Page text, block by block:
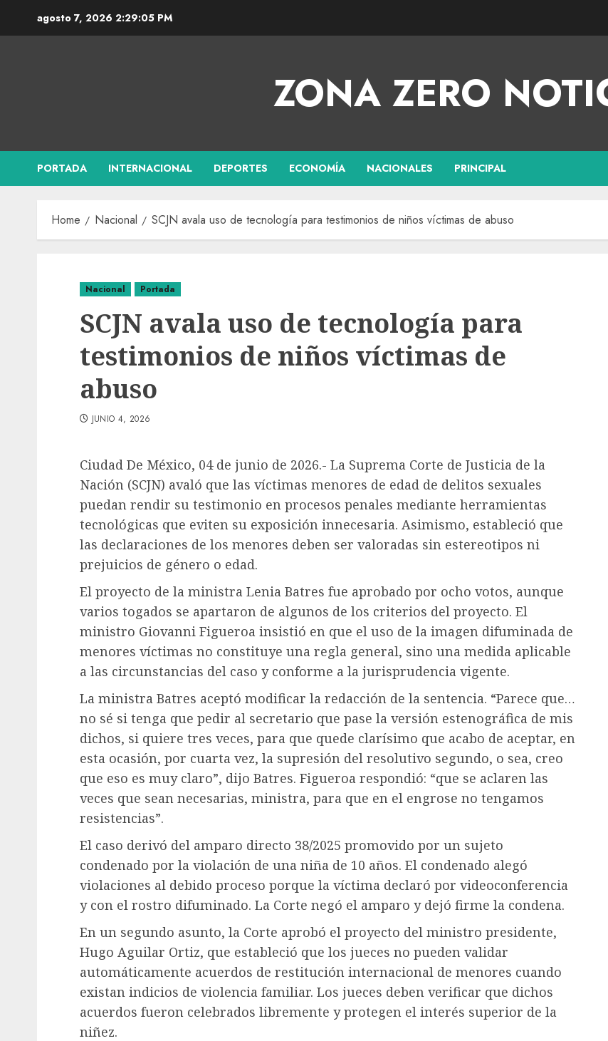
agosto 7, 2026 2:29:06 PM
ZONA ZERO
PORTADA INTERNACIONAL DEPORTES ECONOMÍA NACIONALES PRINCIPAL
Home Nacional SCJN avala uso de tecnología para testimonios de niños víctimas de abuso
Nacional Portada
SCJN avala uso de tecnología para
testimonios de niños víctimas de
abuso
JUNIO 4, 2026
Ciudad De México, 04 de junio de 2026.- La Suprema Corte de Justicia de la
Nación (SCJN) avaló que las víctimas menores de edad de delitos sexuales
puedan rendir su testimonio en procesos penales mediante herramientas
tecnológicas que eviten su exposición innecesaria. Asimismo, estableció que
las declaraciones de los menores deben ser valoradas sin estereotipos ni
prejuicios de género o edad.
El proyecto de la ministra Lenia Batres fue aprobado por ocho votos, aunque
varios togados se apartaron de algunos de los criterios del proyecto. El
ministro Giovanni Figueroa insistió en que el uso de la imagen difuminada de
menores víctimas no constituye una regla general, sino una medida aplicable
a las circunstancias del caso y conforme a la jurisprudencia vigente.
La ministra Batres aceptó modificar la redacción de la sentencia. “Parece que…
no sé si tenga que pedir al secretario que pase la versión estenográfica de mis
dichos, si quiere tres veces, para que quede clarísimo que acabo de aceptar, en
esta ocasión, por cuarta vez, la supresión del resolutivo segundo, o sea, creo
que eso es muy claro”, dijo Batres. Figueroa respondió: “que se aclaren las
veces que sean necesarias, ministra, para que en el engrose no tengamos
resistencias”.
El caso derivó del amparo directo 38/2025 promovido por un sujeto
condenado por la violación de una niña de 10 años. El condenado alegó
violaciones al debido proceso porque la víctima declaró por videoconferencia
y con el rostro difuminado. La Corte negó el amparo y dejó firme la condena.
En un segundo asunto, la Corte aprobó el proyecto del ministro presidente,
Hugo Aguilar Ortiz, que estableció que los jueces no pueden validar
automáticamente acuerdos de restitución internacional de menores cuando
existan indicios de violencia familiar. Los jueces deben verificar que dichos
acuerdos fueron celebrados libremente y protegen el interés superior de la
niñez.